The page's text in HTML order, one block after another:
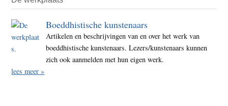
Boeddhistische kunstenaars
Artikelen en beschrijvingen van en over het werk van
boeddhistische kunstenaars. Lezers/kunstenaars kunnen
zich ook aanmelden met hun eigen werk.
lees meer »